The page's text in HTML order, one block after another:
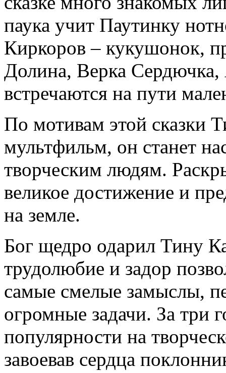
паука учит Паутинку
Киркоров – кукушонок,
Долина, Верка
встречаются на пути
По мотивам этой сказки
мультфильм, он станет
творческим людям.
великое достижение и
на земле.
Бог щедро одарил Тину
трудолюбие и задор
самые смелые замыслы,
огромные задачи. За три
популярности на
завоевав сердца